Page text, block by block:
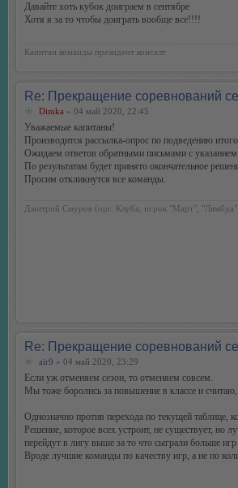
Давайте хоть кубок доиграем в сентябре
Хотя я за то чтобы доиграть вообще все!!!!
Капитан команды президент консалт
Re: Прекращение соревнований
Dimka » 04 май 2020, 22:45
Уважаемые капитаны!
Производится рассылка-опрос по подведению
Ожидаем ответов обратными письмами с
По результатам будет принято окончательное
Просим откликнутся все команды.
Дмитрий Смуров (орг. Клуба, игрок "Март",
Re: Прекращение соревнований
air9 » 04 май 2020, 23:29
Если уж отменяем сезон, то отменяем совсем.
Мы тоже боролись за повышение в классе и
Однозначно против перехода по текущей таблице,
Решение, которое всех устроит, не существует,
перейдут в лигу выше за то что сыграли больше игр
Вроде лучшие команды по качеству игр, а не по